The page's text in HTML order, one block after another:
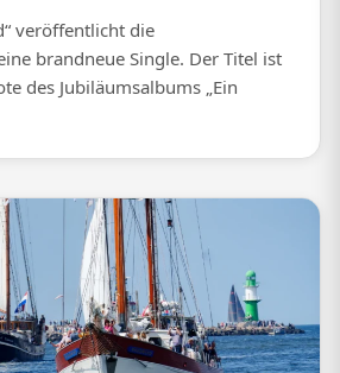
veröffentlicht die
brandneue Single. Der Titel ist
des Jubiläumsalbums „Ein